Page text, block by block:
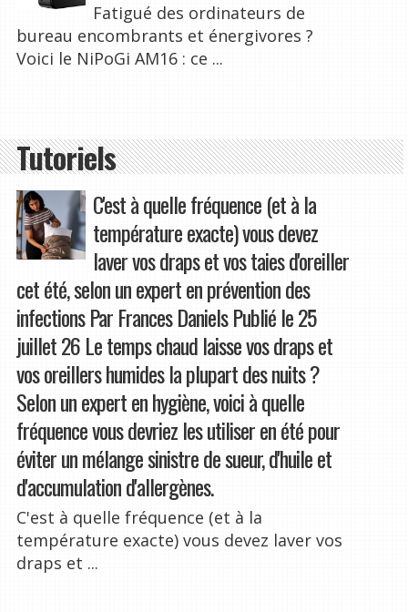
Fatigué des ordinateurs de
bureau encombrants et énergivores ?
Voici le NiPoGi AM16 : ce ...
Tutoriels
C'est à quelle fréquence (et à la
température exacte) vous devez
laver vos draps et vos taies d'oreiller
cet été, selon un expert en prévention des
infections Par Frances Daniels Publié le 25
juillet 26 Le temps chaud laisse vos draps et
vos oreillers humides la plupart des nuits ?
Selon un expert en hygiène, voici à quelle
fréquence vous devriez les utiliser en été pour
éviter un mélange sinistre de sueur, d'huile et
d'accumulation d'allergènes.
C'est à quelle fréquence (et à la
température exacte) vous devez laver vos
draps et ...